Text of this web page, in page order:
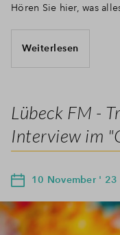
Hören Sie hier, was
Weiterlesen
Lübeck FM -
Interview im
10 November ' 23